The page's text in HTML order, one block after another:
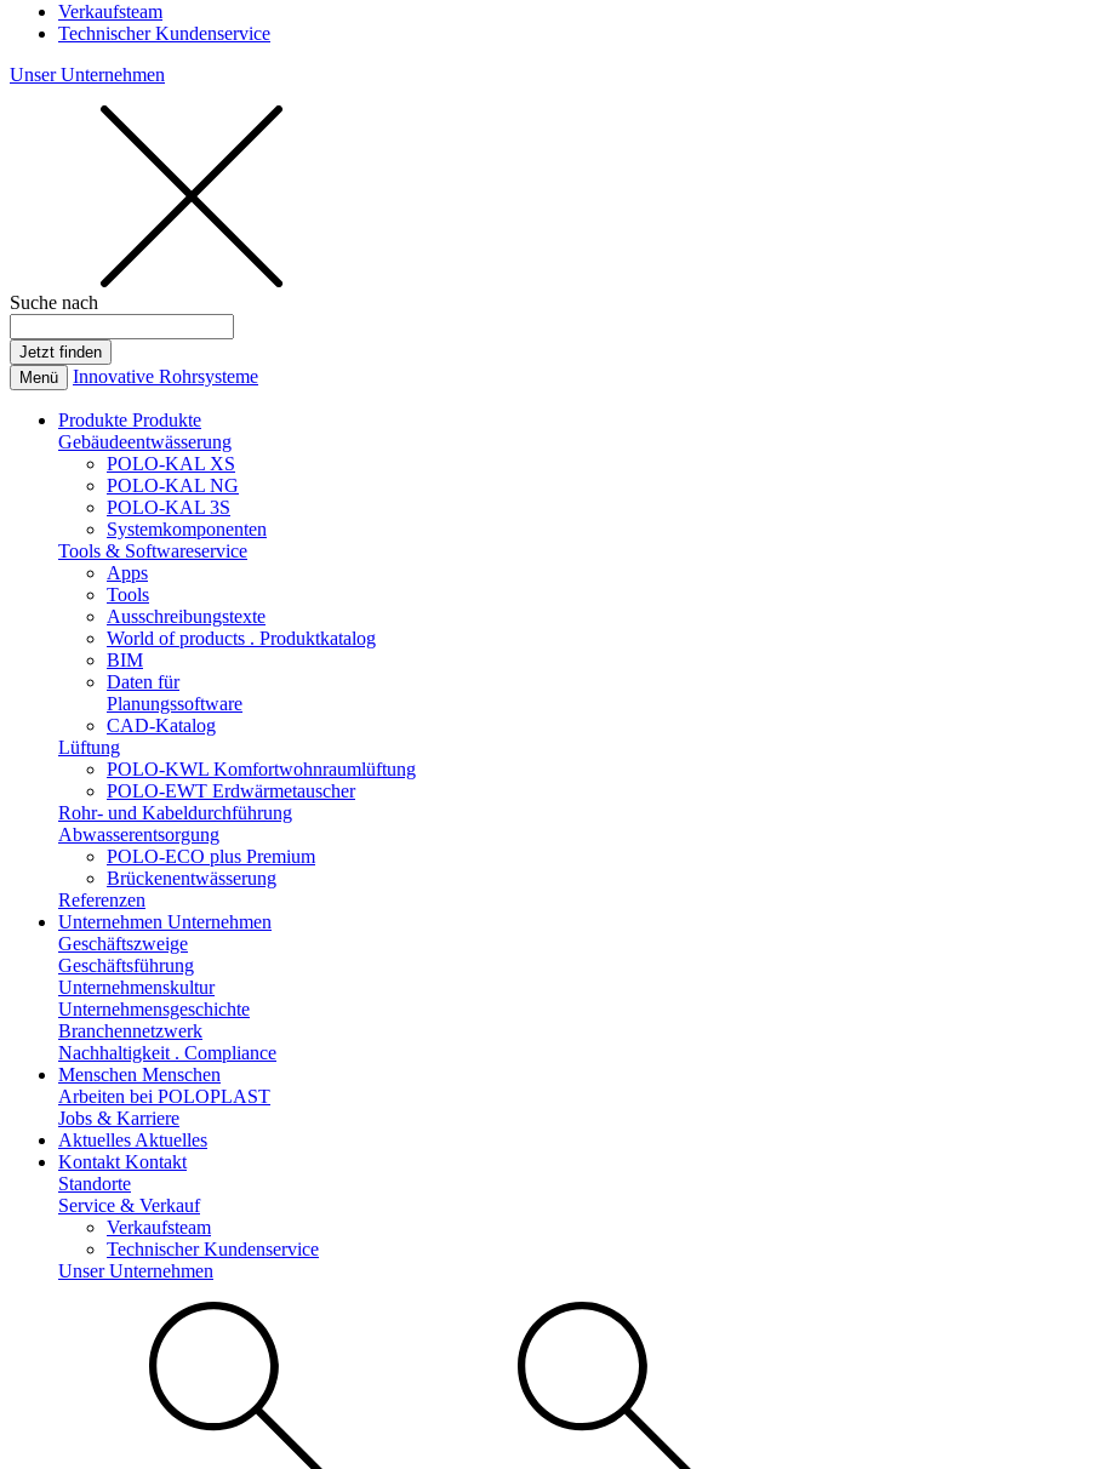
Verkaufsteam
Technischer Kundenservice
Unser Unternehmen
Suche nach
Menü Innovative Rohrsysteme
Produkte Produkte
Gebäudeentwässerung
POLO-KAL XS
POLO-KAL NG
POLO-KAL 3S
Systemkomponenten
Tools & Softwareservice
Apps
Tools
Ausschreibungstexte
World of products . Produktkatalog
BIM
Daten für
Planungssoftware
CAD-Katalog
Lüftung
POLO-KWL Komfortwohnraumlüftung
POLO-EWT Erdwärmetauscher
Rohr- und Kabeldurchführung
Abwasserentsorgung
POLO-ECO plus Premium
Brückenentwässerung
Referenzen
Unternehmen Unternehmen
Geschäftszweige
Geschäftsführung
Unternehmenskultur
Unternehmensgeschichte
Branchennetzwerk
Nachhaltigkeit . Compliance
Menschen Menschen
Arbeiten bei POLOPLAST
Jobs & Karriere
Aktuelles Aktuelles
Kontakt Kontakt
Standorte
Service & Verkauf
Verkaufsteam
Technischer Kundenservice
Unser Unternehmen